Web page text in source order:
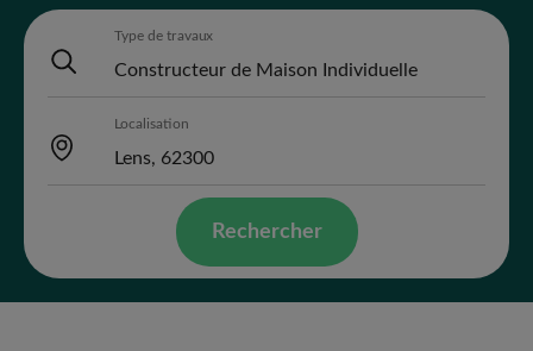
Type de travaux
Localisation
Rechercher